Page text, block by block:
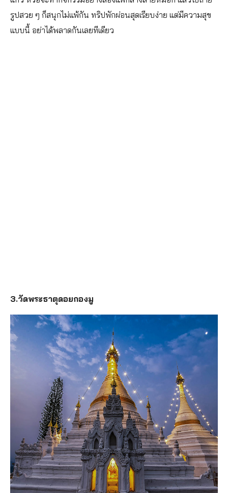
รูปสวย ๆ ก็สนุกไม่แพ้กัน ทริปพักผ่อนสุดเรียบง่าย แต่มีความสุข
แบบนี้ อย่าได้พลาดกันเลยทีเดียว
3.วัดพระธาตุดอยกองมู